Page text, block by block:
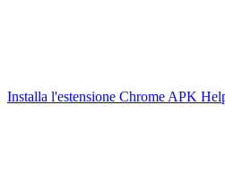
Installa l'estensione Chrome APK